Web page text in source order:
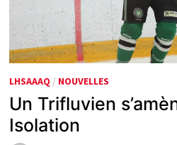
LHSAAAQ / NOUVELLES
Un Trifluvien
Isolation